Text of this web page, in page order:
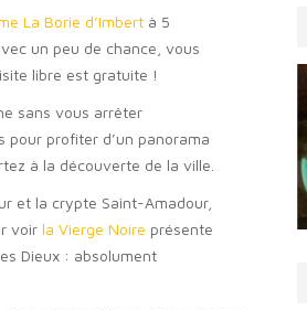
La Borie d’Imbert à 5
un peu de chance, vous
libre est gratuite !
sans vous arrêter
pour profiter d’un panorama
à la découverte de la ville.
et la crypte Saint-Amadour,
voir la Vierge Noire présente
Dieux : absolument